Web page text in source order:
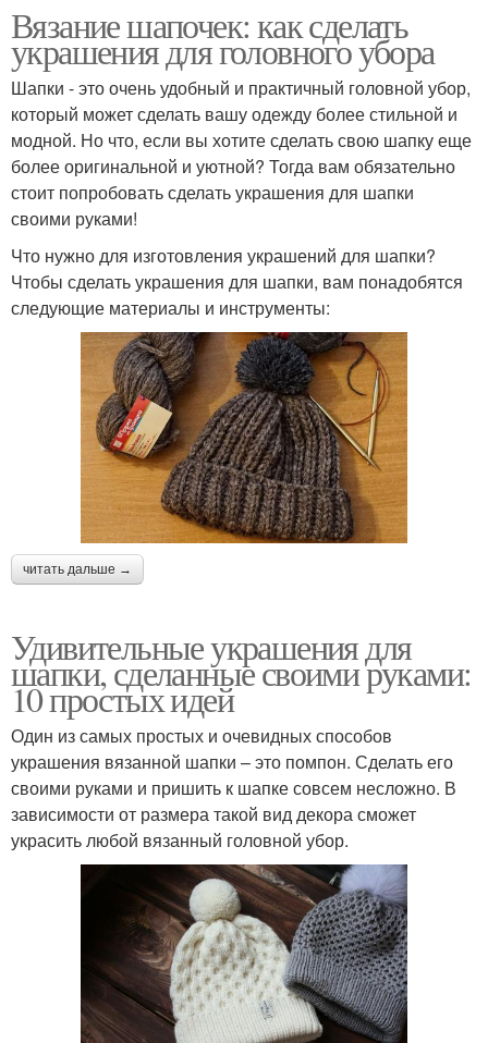
Вязание шапочек: как сделать
украшения для головного убора
Шапки - это очень удобный и практичный головной убор,
который может сделать вашу одежду более стильной и
модной. Но что, если вы хотите сделать свою шапку еще
более оригинальной и уютной? Тогда вам обязательно
стоит попробовать сделать украшения для шапки
своими руками!
Что нужно для изготовления украшений для шапки?
Чтобы сделать украшения для шапки, вам понадобятся
следующие материалы и инструменты:
читать дальше →
Удивительные украшения для
шапки, сделанные своими руками:
10 простых идей
Один из самых простых и очевидных способов
украшения вязанной шапки – это помпон. Сделать его
своими руками и пришить к шапке совсем несложно. В
зависимости от размера такой вид декора сможет
украсить любой вязанный головной убор.